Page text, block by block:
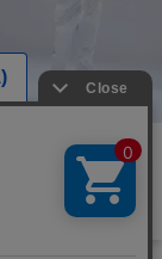
遮熱ドライストレッチ3Dゴ
CM放映特別価格￥9,000(税
企業情報